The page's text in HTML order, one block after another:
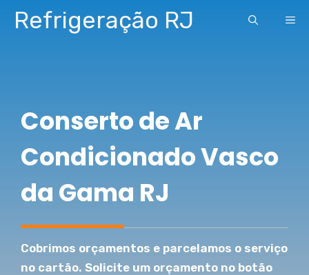
Pular
paraRefrigeração RJ
Conserto de Ar
Condicionado Vasco
da Gama RJ
Cobrimos orçamentos e parcelamos o serviço
no cartão. Solicite um orçamento no botão